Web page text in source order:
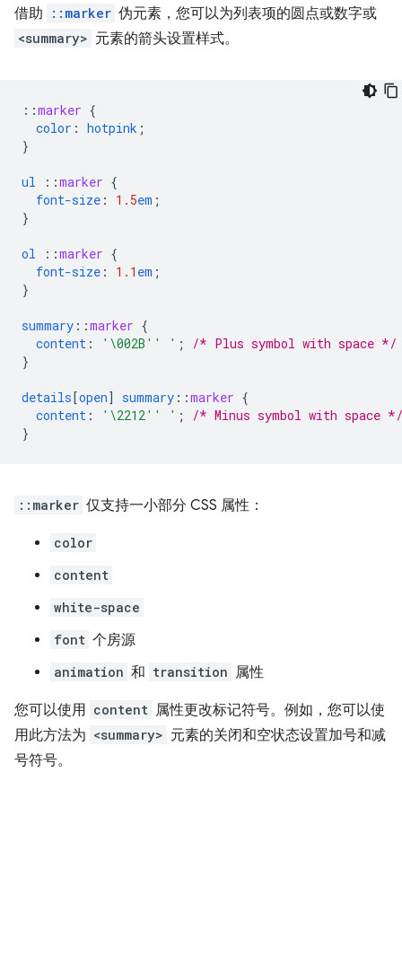
借助 ::marker 伪元素，您可以为列表项的圆点或数字或
<summary> 元素的箭头设置样式。
::marker {
color : hotpink ;
}
ul ::marker {
font-size : 1.5em ;
}
ol ::marker {
font-size : 1.1 em ;
}
summary ::marker {
content : '\002B'' ' ;
/* Plus symbol with space */
}
details [open] summary ::marker {
content : '\2212'' ' ;
/* Minus symbol with space */
}
::marker 仅支持一小部分 CSS 属性：
color
content
white-space
font 个房源
animation 和 transition 属性
您可以使用 content 属性更改标记符号。例如，您可以使
用此方法为 <summary> 元素的关闭和空状态设置加号和减
号符号。